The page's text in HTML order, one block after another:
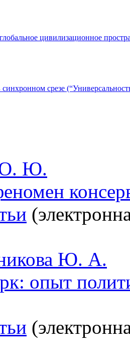
цивилизационное
срезе
О. Ю.
Ю. А.
опыт